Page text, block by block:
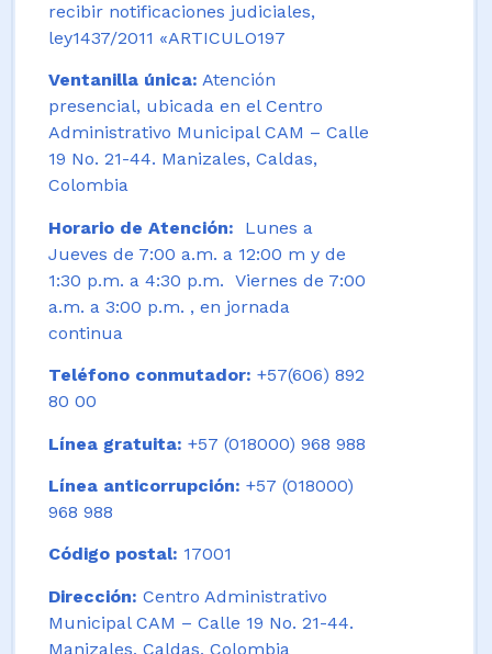
recibir notificaciones judiciales,
ley1437/2011 «ARTICULO197
Ventanilla única: Atención
presencial, ubicada en el Centro
Administrativo Municipal CAM – Calle
19 No. 21-44. Manizales, Caldas,
Colombia
Horario de Atención:
Lunes a
Jueves de 7:00 a.m. a 12:00 m y de
1:30 p.m. a 4:30 p.m. Viernes de 7:00
a.m. a 3:00 p.m. , en jornada
continua
Teléfono conmutador: +57(606) 892
80 00
Línea gratuita: +57 (018000) 968 988
Línea anticorrupción: +57 (018000)
968 988
Código postal: 17001
Dirección: Centro Administrativo
Municipal CAM – Calle 19 No. 21-44.
Manizales, Caldas, Colombia